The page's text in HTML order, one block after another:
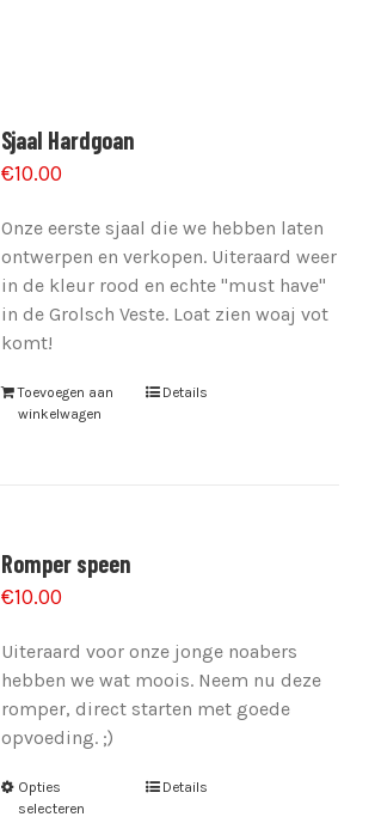
Sjaal Hardgoan
€10.00
Onze eerste sjaal die we hebben laten
ontwerpen en verkopen. Uiteraard weer
in de kleur rood en echte "must have"
in de Grolsch Veste. Loat zien woaj vot
komt!
Toevoegen aan
winkelwagen
Details
Romper speen
€10.00
Uiteraard voor onze jonge noabers
hebben we wat moois. Neem nu deze
romper, direct starten met goede
opvoeding. ;)
Opties
selecteren
Details